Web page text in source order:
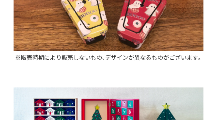
※販売時期により販売しないもの、デザインが異なるものがございます。